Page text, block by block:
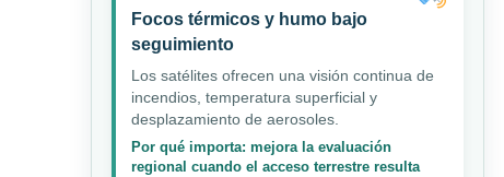
Focos térmicos y humo bajo
seguimiento
Los satélites ofrecen una visión continua de
incendios, temperatura superficial y
desplazamiento de aerosoles.
Por qué importa: mejora la evaluación
regional cuando el acceso terrestre resulta